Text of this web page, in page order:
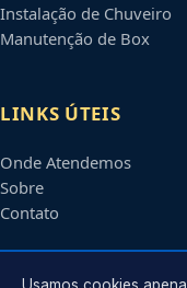
Instalação de Chuveiro
Manutenção de Box
LINKS ÚTEIS
Onde Atendemos
Sobre
Contato